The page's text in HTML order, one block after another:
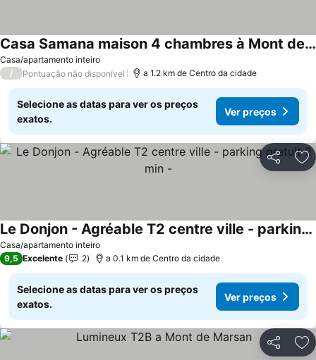
Casa/apartamento inteiro
Casa Samana maison 4 chambres à Mont de Marsan
/ Pontuação não disponível a 1.2 km de Centro da cidade
Selecione as datas para ver os preços
exatos.
Ver preços
Partilhar
Casa/apartamento inteiro
Le Donjon - Agréable T2 centre ville - parking gratuit 2 min -
9,5 Excelente 2 a 0.1 km de Centro da cidade
Selecione as datas para ver os preços
exatos.
Ver preços
Partilhar